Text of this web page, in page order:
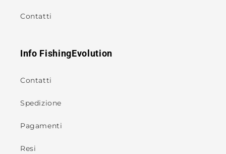
Contatti
Info FishingEvolution
Contatti
Spedizione
Pagamenti
Resi